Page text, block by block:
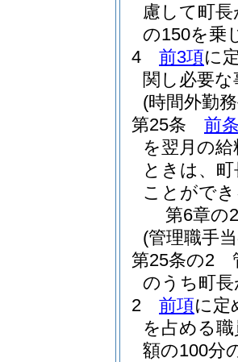
慮して町
の150を乗
4
前3項に
関し必要
(時間外勤
第25条
前
を翌月の
ときは、
ことがで
第6章の2
(管理職手
第25条の2
のうち町
2
前項に定
を占める
額の100分